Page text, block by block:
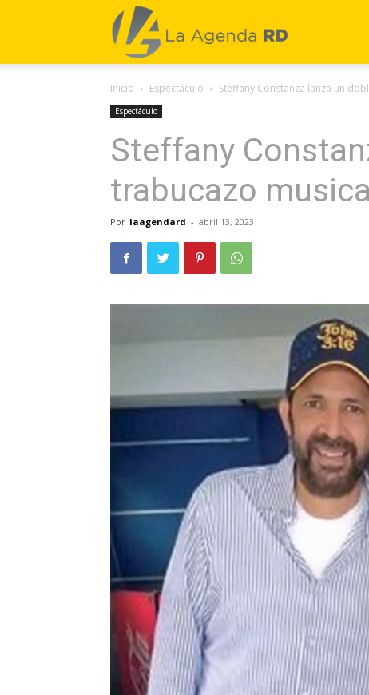
La
Agenda
RD
Inicio Espectáculo Steffany Constanza lanza un
Espectáculo
Steffany
trabucazo
Por laagendard - abril 13, 2023